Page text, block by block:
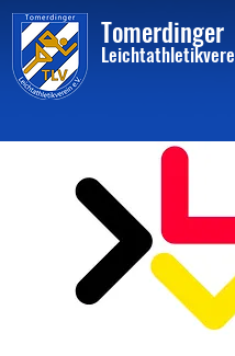
Tomerdinger
Leichtathletikvere